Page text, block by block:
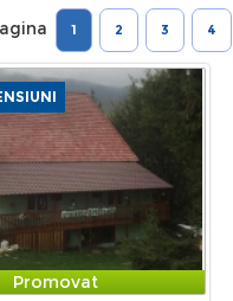
1 2 3 4
Promovat